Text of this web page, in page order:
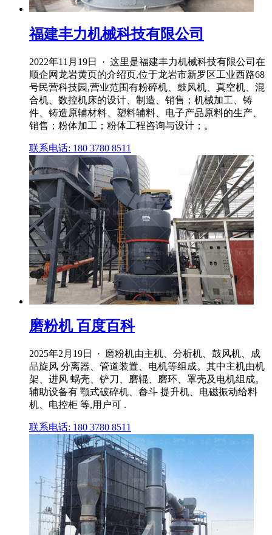
福建丰力机械科技有限公司
2022年11月19日 · 这里是福建丰力机械科技有限公司在
顺企网龙岩黄页的介绍页,位于龙岩市新罗区工业西路68
号民营科技园,营业范围有粉碎机、鼓风机、真空机、混
合机、数控机床的设计、制造、销售；机械加工、铸
件、铸造原辅材料、塑料辅料、电子产品原料的生产、
销售；粉体加工；粉体工程咨询与设计；。
联系电话: 180 3780 8511
磨粉机 百度百科
2025年2月19日 · 磨粉机由主机、分析机、鼓风机、成
品旋风 分离器、管道装置、电机等组成。其中主机由机
架、进风 蜗壳、铲刀、磨辊、磨环、罩壳及电机组成。
辅助设备有 颚式破碎机、畚斗 提升机、电磁振动给料
机、电控柜 等,用户可 .
联系电话: 180 3780 8511